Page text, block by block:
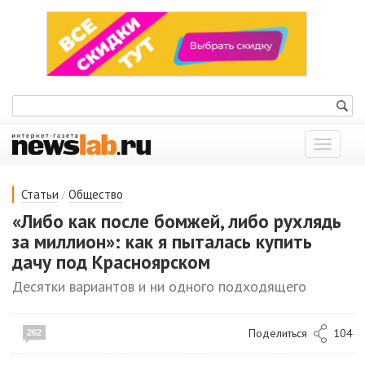
Показать
меню
Статьи / Общество
«Либо как после бомжей, либо рухлядь
за миллион»: как я пыталась купить
дачу под Красноярском
Десятки вариантов и ни одного подходящего
262 Поделиться 104